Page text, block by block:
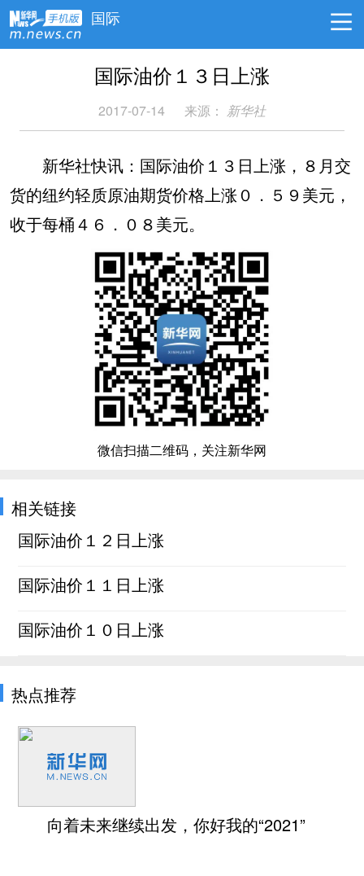
国际
国际油价１３日上涨
2017-07-14 来源： 新华社
新华社快讯：国际油价１３日上涨，８月交
货的纽约轻质原油期货价格上涨０．５９美元，
收于每桶４６．０８美元。
微信扫描二维码，关注新华网
相关链接
国际油价１２日上涨
国际油价１１日上涨
国际油价１０日上涨
热点推荐
向着未来继续出发，你好我的“2021”